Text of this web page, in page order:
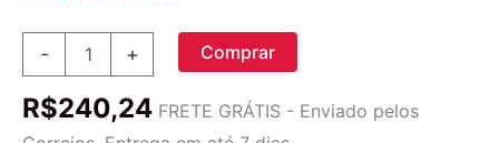
-
Cardo-
+ Comprar
R$240,24 FRETE GRÁTIS - Enviado pelos